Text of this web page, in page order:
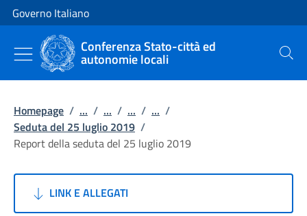
Vai al contenuto
Vai alla navigazione del sito
Governo Italiano
Conferenza Stato-città ed
autonomie locali Cerca
Homepage / ... / ... / ... / ... /
Seduta del 25 luglio 2019 /
Report della seduta del 25 luglio 2019
LINK E ALLEGATI